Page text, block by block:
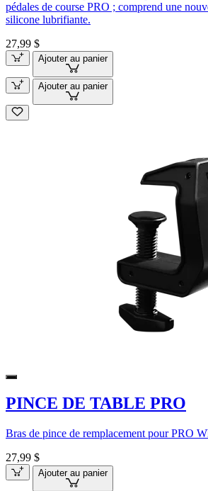
pédales de course PRO ; comprend une
silicone lubrifiante.
27,99 $
Ajouter au panier
Ajouter au panier
PINCE DE TABLE PRO
Bras de pince de remplacement pour PRO
27,99 $
Ajouter au panier